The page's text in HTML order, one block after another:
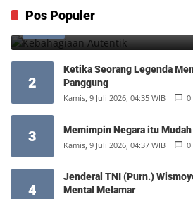
Pos Populer
1 Kebahagiaan Autentik
2
Ketika Seorang Legenda
Panggung
Kamis, 9 Juli 2026, 04:35 WIB 0
3 Memimpin Negara itu Mudah
Kamis, 9 Juli 2026, 04:37 WIB 0
4
Jenderal TNI (Purn.)
Mental Melamar